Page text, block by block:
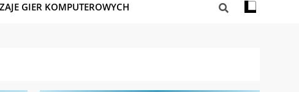
GIER KOMPUTEROWYCH